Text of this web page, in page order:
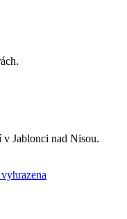
v Jablonci nad Nisou.